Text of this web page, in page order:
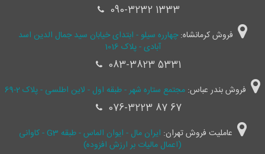
090-3232 1333
فروش کرمانشاه:چهارره سیلو - ابتدای خیابان سید جمال ‌الدین اسد
آبادی - پلاک 1016
083-3823 5331
فروش بندر عباس: مجتمع ستاره شهر - طبقه اول - لاین اطلسی - پلاک 2-69
076-3223 87 67
عاملیت فروش تهران:
ایران مال - ایوان الماس - طبقه G3 - کاوانی
(اعمال مالیات بر ارزش افزوده)